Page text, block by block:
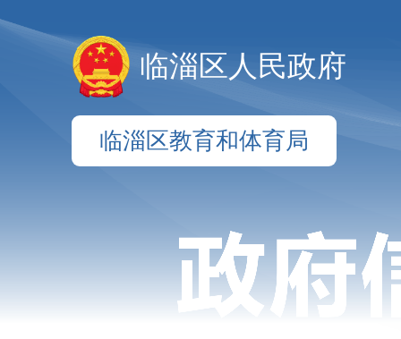
临淄区人民政府
临淄区教育和体育局